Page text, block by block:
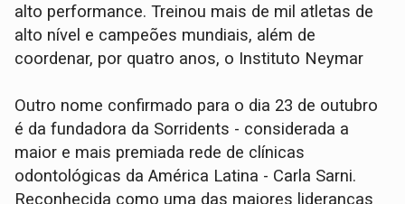
alto performance. Treinou mais de mil atletas de
alto nível e campeões mundiais, além de
coordenar, por quatro anos, o Instituto Neymar
Outro nome confirmado para o dia 23 de outubro
é da fundadora da Sorridents - considerada a
maior e mais premiada rede de clínicas
odontológicas da América Latina - Carla Sarni.
Reconhecida como uma das maiores lideranças